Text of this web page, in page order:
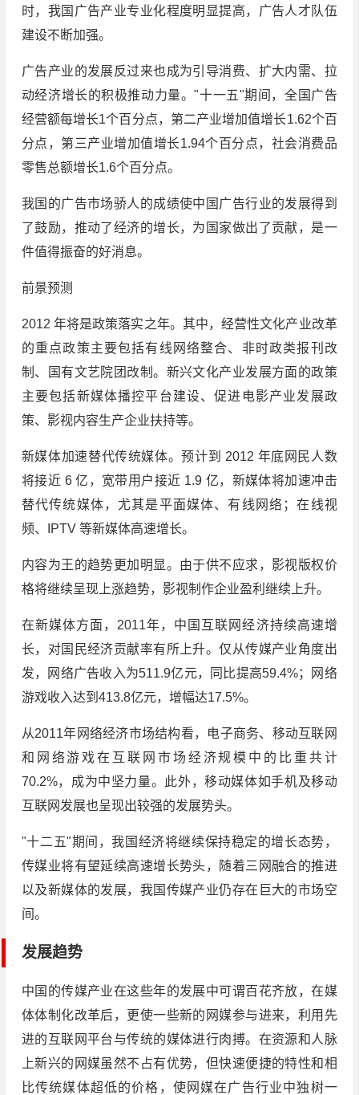
时，我国广告产业专业化程度明显提高，广告人才队伍
建设不断加强。
广告产业的发展反过来也成为引导消费、扩大内需、拉
动经济增长的积极推动力量。"十一五"期间，全国广告
经营额每增长1个百分点，第二产业增加值增长1.62个百
分点，第三产业增加值增长1.94个百分点，社会消费品
零售总额增长1.6个百分点。
我国的广告市场骄人的成绩使中国广告行业的发展得到
了鼓励，推动了经济的增长，为国家做出了贡献，是一
件值得振奋的好消息。
前景预测
2012 年将是政策落实之年。其中，经营性文化产业改革
的重点政策主要包括有线网络整合、非时政类报刊改
制、国有文艺院团改制。新兴文化产业发展方面的政策
主要包括新媒体播控平台建设、促进电影产业发展政
策、影视内容生产企业扶持等。
新媒体加速替代传统媒体。预计到 2012 年底网民人数
将接近 6 亿，宽带用户接近 1.9 亿，新媒体将加速冲击
替代传统媒体，尤其是平面媒体、有线网络；在线视
频、IPTV 等新媒体高速增长。
内容为王的趋势更加明显。由于供不应求，影视版权价
格将继续呈现上涨趋势，影视制作企业盈利继续上升。
在新媒体方面，2011年，中国互联网经济持续高速增
长，对国民经济贡献率有所上升。仅从传媒产业角度出
发，网络广告收入为511.9亿元，同比提高59.4%；网络
游戏收入达到413.8亿元，增幅达17.5%。
从2011年网络经济市场结构看，电子商务、移动互联网
和网络游戏在互联网市场经济规模中的比重共计
70.2%，成为中坚力量。此外，移动媒体如手机及移动
互联网发展也呈现出较强的发展势头。
"十二五"期间，我国经济将继续保持稳定的增长态势，
传媒业将有望延续高速增长势头，随着三网融合的推进
以及新媒体的发展，我国传媒产业仍存在巨大的市场空
间。
发展趋势
中国的传媒产业在这些年的发展中可谓百花齐放，在媒
体体制化改革后，更使一些新的网媒参与进来，利用先
进的互联网平台与传统的媒体进行肉搏。在资源和人脉
上新兴的网媒虽然不占有优势，但快速便捷的特性和相
比传统媒体超低的价格，使网媒在广告行业中独树一